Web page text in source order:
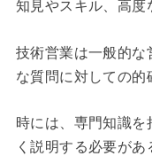
知見やスキル、高度
技術営業は一般的な
な質問に対しての的
時には、専門知識を
く説明する必要が